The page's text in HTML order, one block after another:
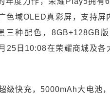
色域OLED真彩屏，支持屏
种配色，8GB+128GB版
25日10:08在荣耀商城及各
级快充，5000mAh大电池